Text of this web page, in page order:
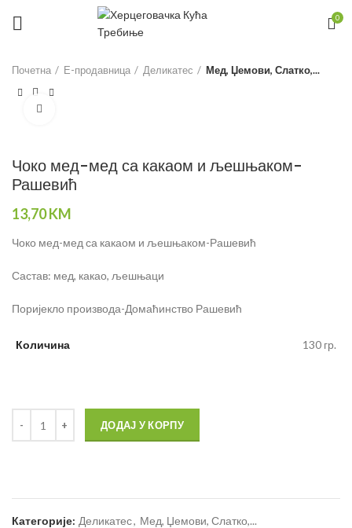
0
Почетна Е-продавница Деликатес Мед, Џемови, Слатко,...
Чоко мед-мед са какаом и љешњаком-
Рашевић
13,70KM
Чоко мед-мед са какаом и љешњаком-Рашевић
Састав: мед, какао, љешњаци
Поријекло производа-Домаћинство Рашевић
Количина 130 гр.
ДОДАЈ У КОРПУ
Категорије: Деликатес, Мед, Џемови, Слатко,...